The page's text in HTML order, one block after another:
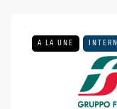
A LA UNE